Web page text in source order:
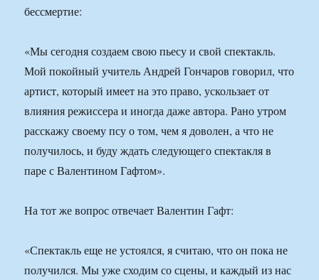
бессмертие:
«Мы сегодня создаем свою пьесу и свой спектакль.
Мой покойный учитель Андрей Гончаров говорил, что
артист, который имеет на это право, ускользает от
влияния режиссера и иногда даже автора. Рано утром
расскажу своему псу о том, чем я доволен, а что не
получилось, и буду ждать следующего спектакля в
паре с Валентином Гафтом».
На тот же вопрос отвечает Валентин Гафт:
«Спектакль еще не устоялся, я считаю, что он пока не
получился. Мы уже сходим со сцены, и каждый из нас